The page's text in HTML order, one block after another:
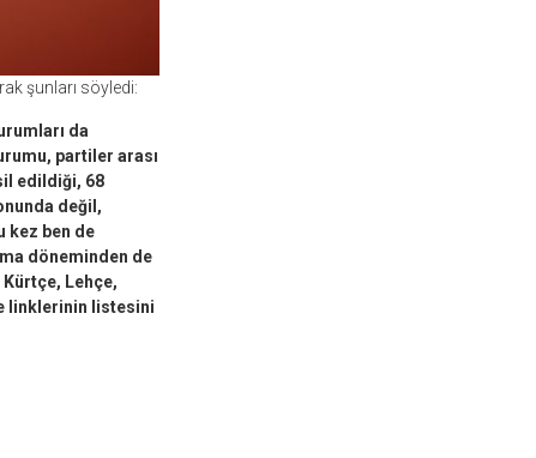
şunları söyledi:
da
partiler arası
edildiği, 68
değil,
kez ben de
döneminden de
Lehçe,
linklerinin listesini